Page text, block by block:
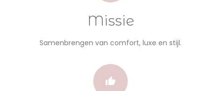
Missie
Samenbrengen van comfort, luxe en stijl.